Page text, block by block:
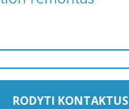
RODYTI KONTAKTUS